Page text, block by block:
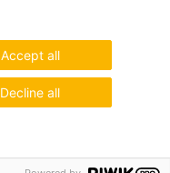
Accept all
Decline all